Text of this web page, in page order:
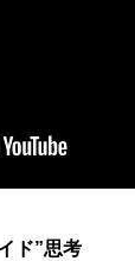
ド”思考